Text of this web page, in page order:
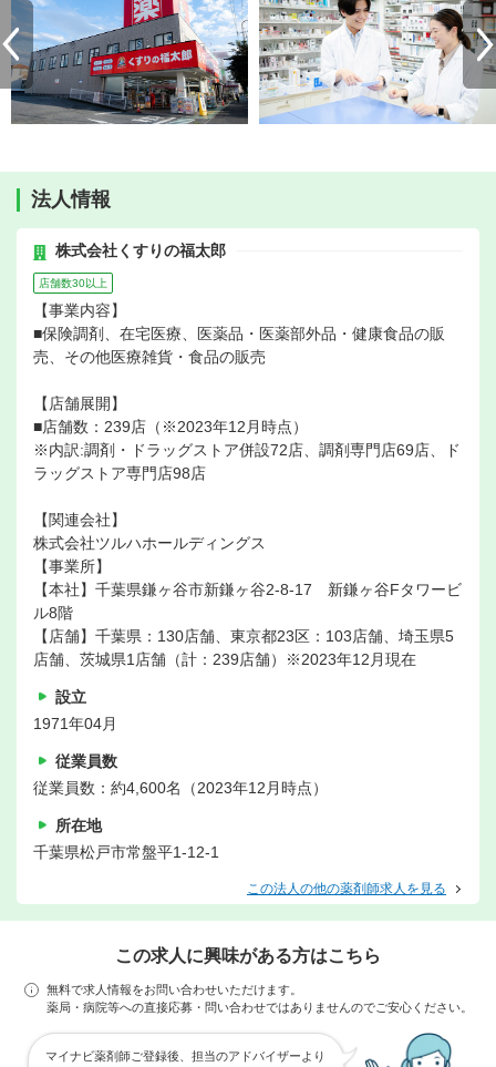
法人情報
株式会社くすりの福太郎
店舗数30以上
【事業内容】
■保険調剤、在宅医療、医薬品・医薬部外品・健康食品の販
売、その他医療雑貨・食品の販売
【店舗展開】
■店舗数：239店（※2023年12月時点）
※内訳:調剤・ドラッグストア併設72店、調剤専門店69店、ド
ラッグストア専門店98店
【関連会社】
株式会社ツルハホールディングス
【事業所】
【本社】千葉県鎌ヶ谷市新鎌ヶ谷2-8-17 新鎌ヶ谷Fタワービ
ル8階
【店舗】千葉県：130店舗、東京都23区：103店舗、埼玉県5
店舗、茨城県1店舗（計：239店舗）※2023年12月現在
設立
1971年04月
従業員数
従業員数：約4,600名（2023年12月時点）
所在地
千葉県松戸市常盤平1-12-1
この法人の他の薬剤師求人を見る
この求人に興味がある方はこちら
無料で求人情報をお問い合わせいただけます。
薬局・病院等への直接応募・問い合わせではありませんのでご安心ください。
マイナビ薬剤師ご登録後、担当のアドバイザーより